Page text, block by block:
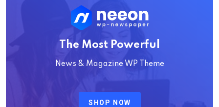
The Most Powerful
News & Magazine WP Theme
SHOP NOW